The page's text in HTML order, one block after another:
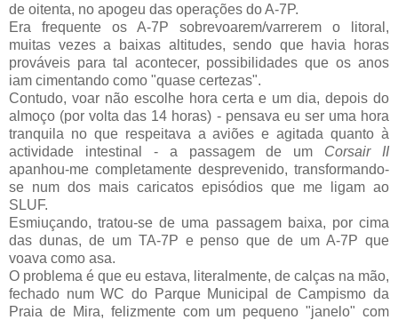
de oitenta, no apogeu das operações do A-7P.
Era frequente os A-7P sobrevoarem/varrerem o litoral,
muitas vezes a baixas altitudes, sendo que havia horas
prováveis para tal acontecer, possibilidades que os anos
iam cimentando como "quase certezas".
Contudo, voar não escolhe hora certa e um dia, depois do
almoço (por volta das 14 horas) - pensava eu ser uma hora
tranquila no que respeitava a aviões e agitada quanto à
actividade intestinal - a passagem de um Corsair II
apanhou-me completamente desprevenido, transformando-
se num dos mais caricatos episódios que me ligam ao
SLUF.
Esmiuçando, tratou-se de uma passagem baixa, por cima
das dunas, de um TA-7P e penso que de um A-7P que
voava como asa.
O problema é que eu estava, literalmente, de calças na mão,
fechado num WC do Parque Municipal de Campismo da
Praia de Mira, felizmente com um pequeno "janelo" com